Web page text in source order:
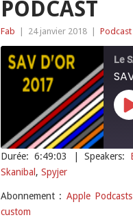
PODCAST
Fab 24 janvier 2018 Podcast
Le
Apple Podcasts
Podcast Addict
SHARE
LINK
Durée: 6:49:03 | Speakers:
Skanibal , Spyjer
Abonnement : Apple Podcasts
custom